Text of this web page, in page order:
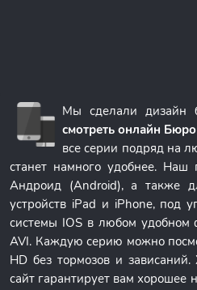
Мы сделали дизайн
смотреть онлайн
все серии подряд на
станет намного удобнее. Наш
Андроид (Android), а также
устройств iPad и iPhone, под
системы IOS в любом удобном
AVI. Каждую серию можно
HD без тормозов и
сайт гарантирует вам хорошее